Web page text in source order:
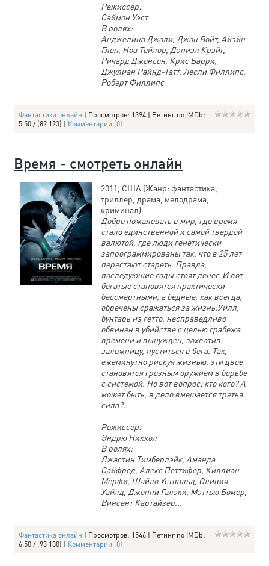
Режиссер:
Саймон Уэст
В ролях:
Анджелина Джоли, Джон Войт, Айэйн
Глен, Ноа Тейлор, Дэниэл Крэйг,
Ричард Джонсон, Крис Барри,
Джулиан Райнд-Татт, Лесли Филлипс,
Роберт Филлипс
Фантастика онлайн | Просмотров: 1394 | Ретинг по IMDb:
5.50 / (82 123) | Комментарии (0)
Время - смотреть онлайн
2011, США (Жанр: фантастика,
триллер, драма, мелодрама,
криминал)
Добро пожаловать в мир, где время
стало единственной и самой твердой
валютой, где люди генетически
запрограммированы так, что в 25 лет
перестают стареть. Правда,
последующие годы стоят денег. И вот
богатые становятся практически
бессмертными, а бедные, как всегда,
обречены сражаться за жизнь.Уилл,
бунтарь из гетто, несправедливо
обвинен в убийстве с целью грабежа
времени и вынужден, захватив
заложницу, пуститься в бега. Так,
ежеминутно рискуя жизнью, эти двое
становятся грозным оружием в борьбе
с системой. Но вот вопрос: кто кого? А
может быть, в дело вмешается третья
сила?..
Режиссер:
Эндрю Никкол
В ролях:
Джастин Тимберлэйк, Аманда
Сайфред, Алекс Петтифер, Киллиан
Мёрфи, Шайло Уствальд, Оливия
Уайлд, Джонни Галэки, Мэттью Бомер,
Винсент Картайзер...
Фантастика онлайн | Просмотров: 1546 | Ретинг по IMDb:
6.50 / (93 130) | Комментарии (0)